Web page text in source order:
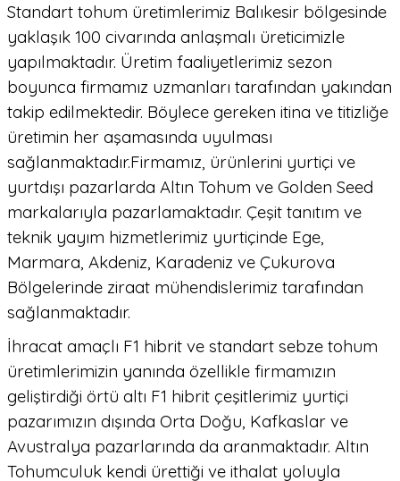
Standart tohum üretimlerimiz Balıkesir bölgesinde
yaklaşık 100 civarında anlaşmalı üreticimizle
yapılmaktadır. Üretim faaliyetlerimiz sezon
boyunca firmamız uzmanları tarafından yakından
takip edilmektedir. Böylece gereken itina ve titizliğe
üretimin her aşamasında uyulması
sağlanmaktadır.Firmamız, ürünlerini yurtiçi ve
yurtdışı pazarlarda Altın Tohum ve Golden Seed
markalarıyla pazarlamaktadır. Çeşit tanıtım ve
teknik yayım hizmetlerimiz yurtiçinde Ege,
Marmara, Akdeniz, Karadeniz ve Çukurova
Bölgelerinde ziraat mühendislerimiz tarafından
sağlanmaktadır.
İhracat amaçlı F1 hibrit ve standart sebze tohum
üretimlerimizin yanında özellikle firmamızın
geliştirdiği örtü altı F1 hibrit çeşitlerimiz yurtiçi
pazarımızın dışında Orta Doğu, Kafkaslar ve
Avustralya pazarlarında da aranmaktadır. Altın
Tohumculuk kendi ürettiği ve ithalat yoluyla